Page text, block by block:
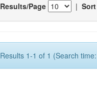
Results/Page |
Results 1-1 of 1 (Search